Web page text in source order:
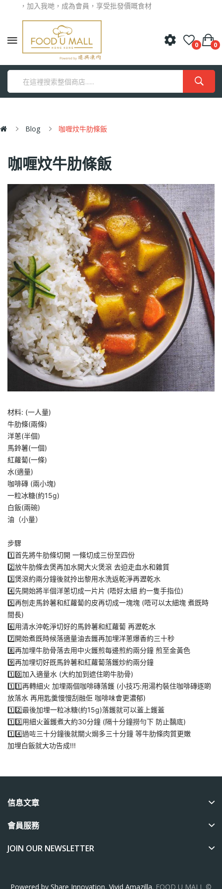
臨，加入我哋，成為會員，享受批發價嘅食材
0 0
Blog 咖喱炆牛肋條飯
咖喱炆牛肋條飯
材料: (一人量)
牛肋條(兩條)
洋蔥(半個)
馬鈴薯(一個)
紅蘿蔔(一條)
水(適量)
咖啡磚 (兩小塊)
一粒冰糖(約15g)
白飯(兩碗)
油（小量）
步驟
1️⃣首先將牛肋條切開 一條切成三份至四份
2️⃣放牛肋條去煲再加水開大火煲滾 去迫走血水和雜質
3️⃣煲滾約兩分鐘後就拎出黎用水洗返乾淨再瀝乾水
4️⃣先開始將半個洋蔥切成一片片 (唔好太細 約一隻手指位)
5️⃣再刨走馬鈴薯和紅蘿蔔的皮再切成一塊塊 (唔可以太細塊 煮既時
間長)
6️⃣用清水沖乾淨切好的馬鈴薯和紅蘿蔔 再瀝乾水
7️⃣開始煮既時候落適量油去鑊再加埋洋蔥爆香約三十秒
8️⃣再加埋牛肋骨落去用中火鑊煎每邊煎約兩分鐘 煎至金黃色
9️⃣再加埋切好既馬鈴薯和紅蘿蔔落鑊炒約兩分鐘
1️⃣0️⃣加入適量水 (大約加到遮住啲牛肋骨)
1️⃣1️⃣再轉細火 加埋兩個咖啡磚落鑊 (小技巧:用湯杓裝住咖啡磚逐啲
放落水 再用匙羹慢慢刮融佢 咖啡味會更濃郁)
1️⃣2️⃣最後加埋一粒冰糖(約15g)落鑊就可以蓋上鑊蓋
1️⃣3️⃣用細火蓋鑊煮大約30分鐘 (隔十分鐘撈勻下 防止黐底)
1️⃣4️⃣過咗三十分鐘後就關火焗多三十分鐘 等牛肋條肉質更嫩
加埋白飯就大功告成!!!
信息文章
會員服務
JOIN OUR NEWSLETTER
Powered by Share Innovation, Vivid Amazilla. FOOD U MALL ©